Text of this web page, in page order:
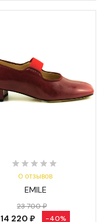
0 отзывов
EMILE
23 700 ₽
14 220 ₽ -40%